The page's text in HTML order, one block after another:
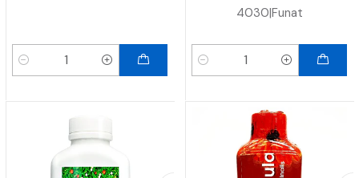
Cantidad
4030|Funat
Cantidad